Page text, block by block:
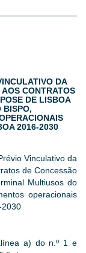
DA
CONTRATOS
DE LISBOA
BISPO,
2016-2030
Vinculativo da
de Concessão
Multiusos do
operacionais
2030
a) do n.º 1 e